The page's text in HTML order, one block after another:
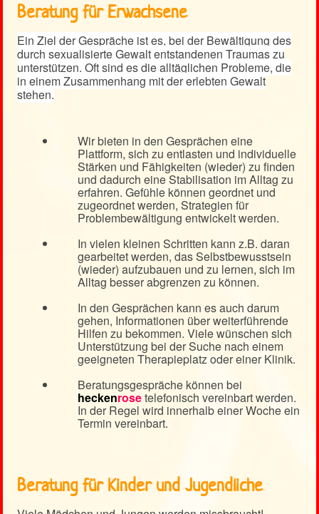
Beratung für Erwachsene
Ein Ziel der Gespräche ist es, bei der Bewältigung des
durch sexualisierte Gewalt entstandenen Traumas zu
unterstützen. Oft sind es die alltäglichen Probleme, die
in einem Zusammenhang mit der erlebten Gewalt
stehen.
Wir bieten in den Gesprächen eine
Plattform, sich zu entlasten und individuelle
Stärken und Fähigkeiten (wieder) zu finden
und dadurch eine Stabilisation im Alltag zu
erfahren. Gefühle können geordnet und
zugeordnet werden, Strategien für
Problembewältigung entwickelt werden.
In vielen kleinen Schritten kann z.B. daran
gearbeitet werden, das Selbstbewusstsein
(wieder) aufzubauen und zu lernen, sich im
Alltag besser abgrenzen zu können.
In den Gesprächen kann es auch darum
gehen, Informationen über weiterführende
Hilfen zu bekommen. Viele wünschen sich
Unterstützung bei der Suche nach einem
geeigneten Therapieplatz oder einer Klinik.
Beratungsgespräche können bei
heckenrosetelefonisch vereinbart werden.
In der Regel wird innerhalb einer Woche ein
Termin vereinbart.
Beratung für Kinder und Jugendliche